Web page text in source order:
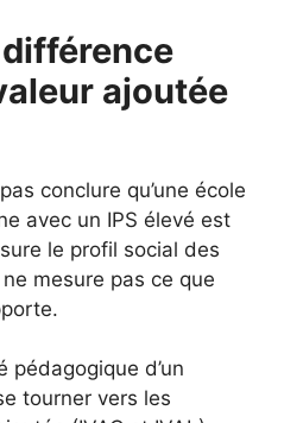
ajoutée
conclure qu’une école
avec un IPS élevé est
le profil social des
mesure pas ce que
pédagogique d’un
tourner vers les